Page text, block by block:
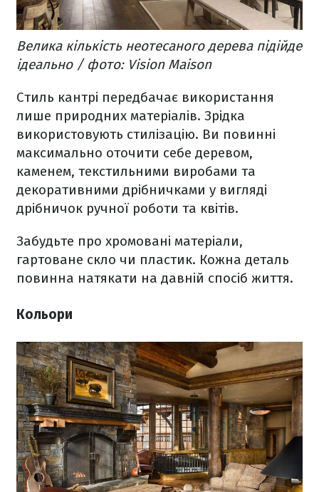
Велика кількість неотесаного дерева підійде
ідеально / фото: Vision Maison
Стиль кантрі передбачає використання
лише природних матеріалів. Зрідка
використовують стилізацію. Ви повинні
максимально оточити себе деревом,
каменем, текстильними виробами та
декоративними дрібничками у вигляді
дрібничок ручної роботи та квітів.
Забудьте про хромовані матеріали,
гартоване скло чи пластик. Кожна деталь
повинна натякати на давній спосіб життя.
Кольори